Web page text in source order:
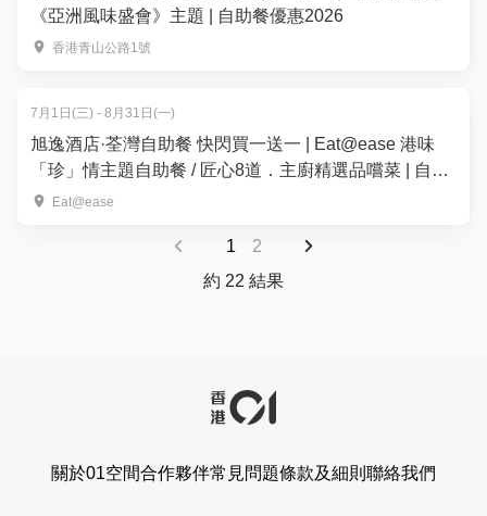
《亞洲風味盛會》主題 | 自助餐優惠2026
香港青山公路1號
7月1日(三) - 8月31日(一)
旭逸酒店·荃灣自助餐 快閃買一送一 | Eat@ease 港味
「珍」情主題自助餐 / 匠心8道．主廚精選品嚐菜 | 自助
餐優惠2026
Eat@ease
1
2
約 22 結果
關於01空間合作夥伴常見問題條款及細則 聯絡我們